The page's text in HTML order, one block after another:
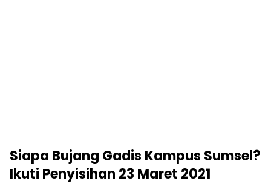
Siapa Bujang Gadis Kampus Sumsel?
Ikuti Penyisihan 23 Maret 2021